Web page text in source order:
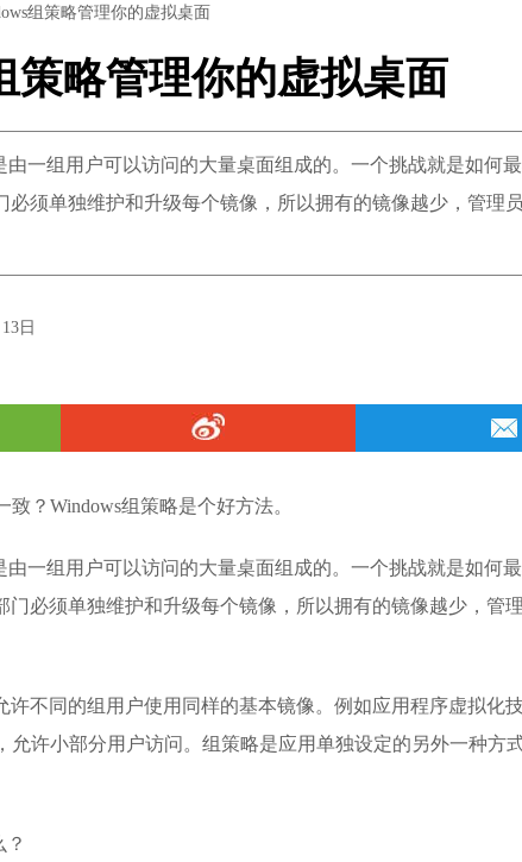
组策略管理你的虚拟桌面
策略管理你的虚拟桌面
一组用户可以访问的大量桌面组成的。一个挑战就是如何
必须单独维护和升级每个镜像，所以拥有的镜像越少，管理
日
？Windows组策略是个好方法。
一组用户可以访问的大量桌面组成的。一个挑战就是如何
门必须单独维护和升级每个镜像，所以拥有的镜像越少，管
许不同的组用户使用同样的基本镜像。例如应用程序虚拟化
允许小部分用户访问。组策略是应用单独设定的另外一种方